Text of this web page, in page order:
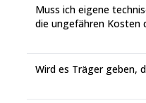
Muss ich eigene
die ungefähren Kosten
Wird es Träger geben,